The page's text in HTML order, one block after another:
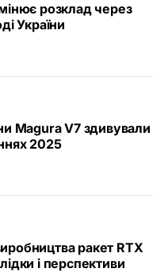
розклад через
України
Magura V7 здивували
2025
ракет RTX
і перспективи